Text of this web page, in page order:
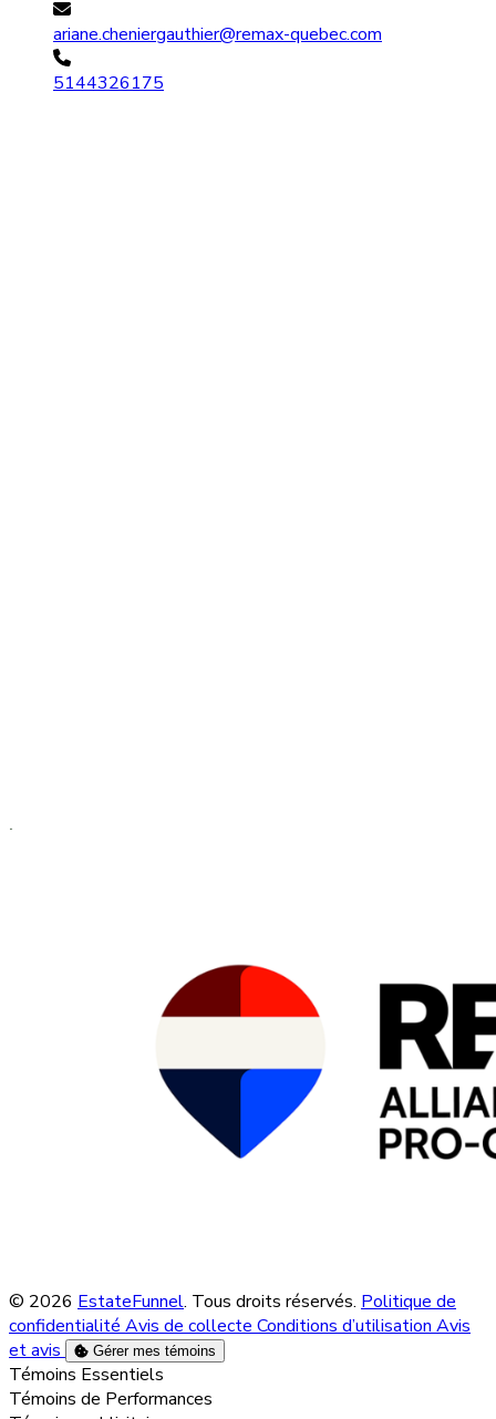
ariane.cheniergauthier@remax-quebec.com
5144326175
© 2026 EstateFunnel. Tous droits réservés. Politique de
confidentialité Avis de collecte Conditions d’utilisation Avis
et avis
Gérer mes témoins
Activer
Témoins Essentiels
Activer
Témoins de Performances